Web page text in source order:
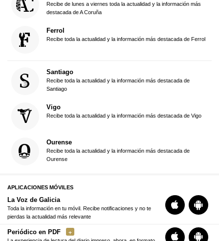
Recibe de lunes a viernes toda la actualidad y la información más
destacada de A Coruña
Ferrol
Recibe toda la actualidad y la información más destacada de Ferrol
Santiago
Recibe toda la actualidad y la información más destacada de
Santiago
Vigo
Recibe toda la actualidad y la información más destacada de Vigo
Ourense
Recibe toda la actualidad y la información más destacada de
Ourense
APLICACIONES MÓVILES
La Voz de Galicia
Toda la información en tu móvil. Recibe notificaciones y no te
pierdas la actualidad más relevante
Periódico en PDF